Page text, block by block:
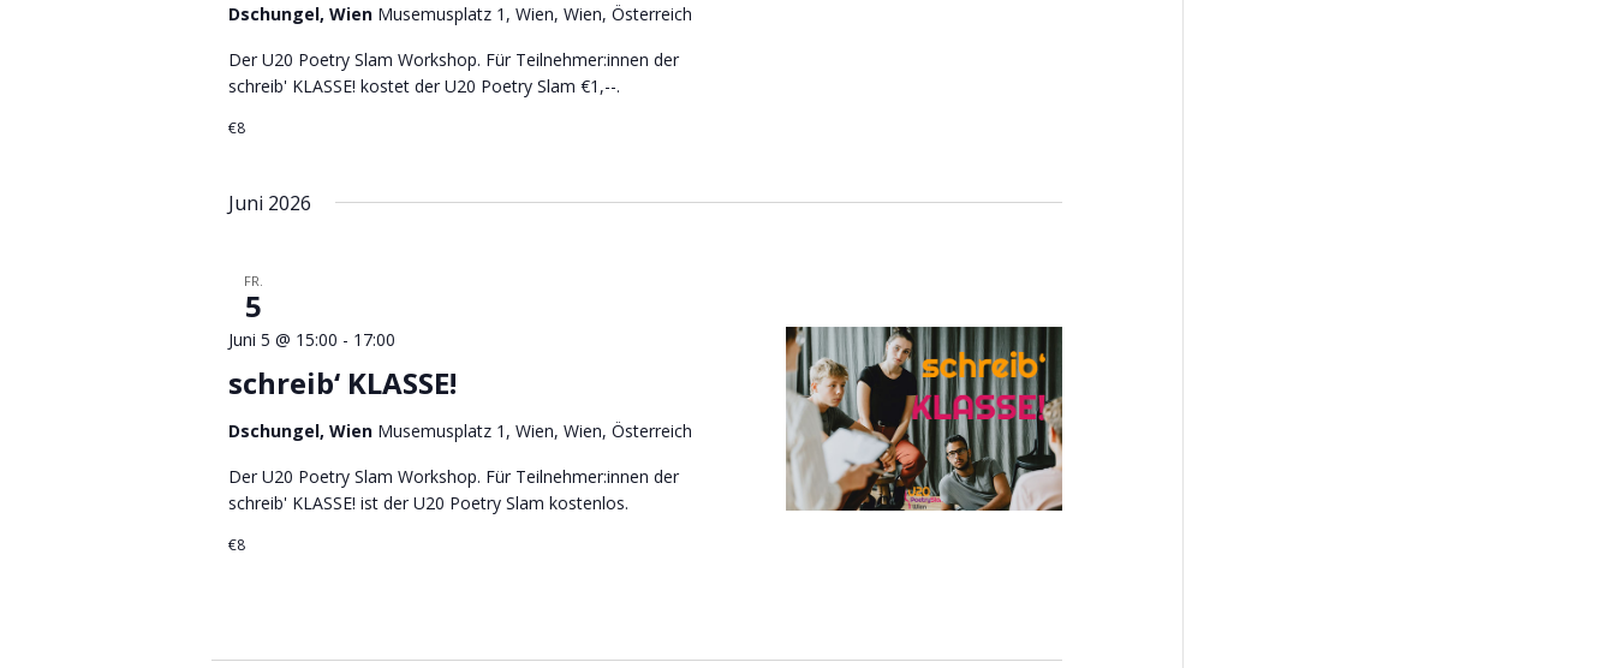
Dschungel, Wien Musemusplatz 1, Wien, Wien, Österreich
Der U20 Poetry Slam Workshop. Für Teilnehmer:innen der
schreib' KLASSE! kostet der U20 Poetry Slam €1,--.
€8
Juni 2026
FR.
5
schreib‘ KLASSE!
Juni 5 @ 15:00 - 17:00
Dschungel, Wien Musemusplatz 1, Wien, Wien, Österreich
Der U20 Poetry Slam Workshop. Für Teilnehmer:innen der
schreib' KLASSE! ist der U20 Poetry Slam kostenlos.
€8